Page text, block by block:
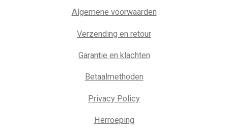
Algemene voorwaarden
Verzending en retour
Garantie en klachten
Betaalmethoden
Privacy Policy
Herroeping